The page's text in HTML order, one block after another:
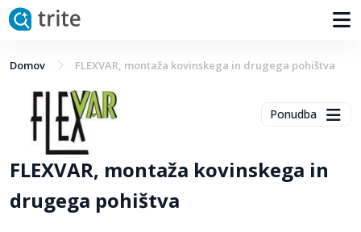
Domov FLEXVAR, montaža kovinskega in drugega pohištva
Ponudba
FLEXVAR, montaža kovinskega in
drugega pohištva